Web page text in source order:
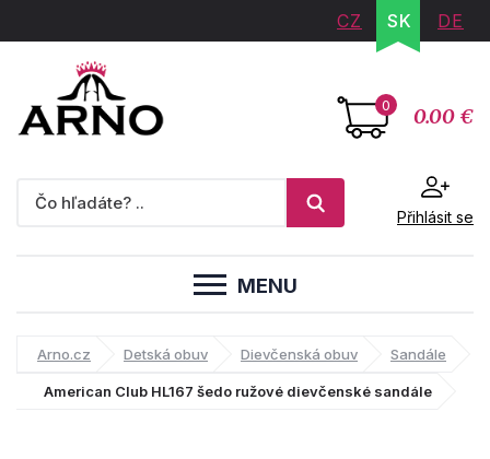
CZ SK DE
0 0.00 €
Přihlásit se
MENU
Arno.cz Detská obuv Dievčenská obuv Sandále
American Club HL167 šedo ružové dievčenské sandále